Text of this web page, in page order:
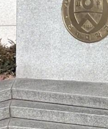
直播 节目单 栏目 片库